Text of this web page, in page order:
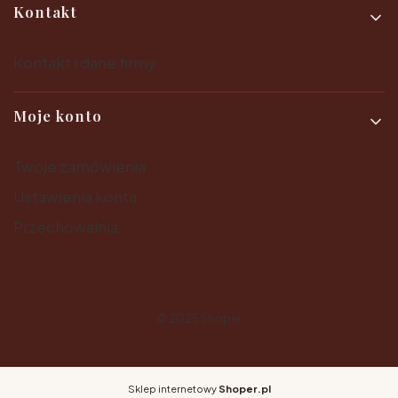
Kontakt
Moje konto
Sklep internetowy Shoper.pl